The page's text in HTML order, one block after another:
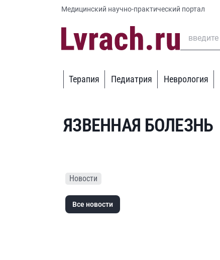
Медицинский научно-практический портал
Терапия Педиатрия Неврология
ЯЗВЕННАЯ БОЛЕЗНЬ
Новости
Все новости